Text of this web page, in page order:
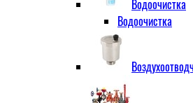
Водоочистка
Водоочистка